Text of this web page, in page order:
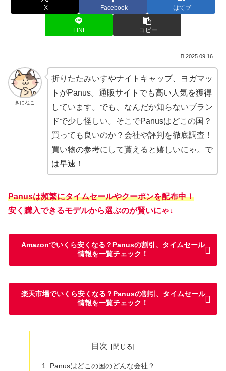
X Facebook はてブ
LINE コピー
2025.09.16
きにねこ
折りたたみいすやナイトキャップ、ヨガマッ
トがPanus。通販サイトでも高い人気を獲得
しています。でも、なんだか知らないブラン
ドで少し怪しい。そこでPanusはどこの国？
買っても良いのか？会社や評判を徹底調査！
買い物の参考にして貰えると嬉しいにゃ。で
は早速！
Panusは頻繁にタイムセールやクーポンを配布中！
安く購入できるモデルから選ぶのが賢いにゃ↓
Amazonでいくら安くなる？Panusの割引、タイムセール
情報を一覧チェック！
楽天市場でいくら安くなる？Panusの割引、タイムセール
情報を一覧チェック！
目次
Panusはどこの国のどんな会社？